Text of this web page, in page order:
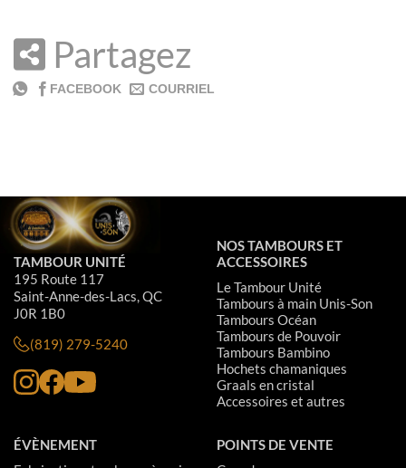
Partagez
TAMBOUR UNITÉ
195 Route 117
Saint-Anne-des-Lacs, QC
J0R 1B0
(819) 279-5240
NOS TAMBOURS ET
ACCESSOIRES
Le Tambour Unité
Tambours à main Unis-Son
Tambours Océan
Tambours de Pouvoir
Tambours Bambino
Hochets chamaniques
Graals en cristal
Accessoires et autres
ÉVÈNEMENT
POINTS DE VENTE